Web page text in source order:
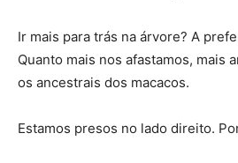
Ir mais para trás na árvore? A
Quanto mais nos afastamos, mais
os ancestrais dos macacos.
Estamos presos no lado direito.